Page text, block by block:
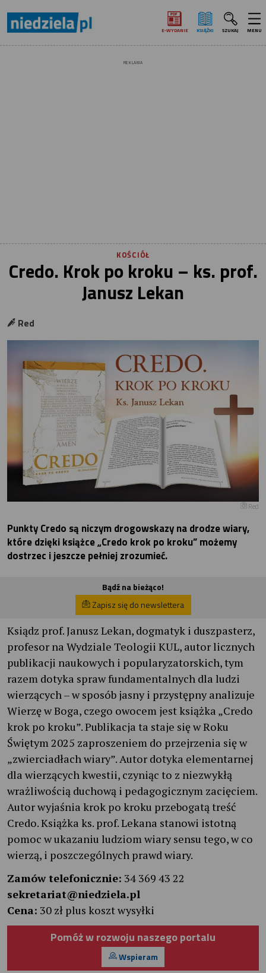
E‑WYDANIE KSIĄŻKI SZUKAJ MENU
REKLAMA
KOŚCIÓŁ
Credo. Krok po kroku – ks. prof.
Janusz Lekan
Red
Red
Punkty Credo są niczym drogowskazy na drodze wiary,
które dzięki książce „Credo krok po kroku” możemy
dostrzec i jeszcze pełniej zrozumieć.
Bądź na bieżąco!
Zapisz się do newslettera
Ksiądz prof. Janusz Lekan, dogmatyk i duszpasterz,
profesor na Wydziale Teologii KUL, autor licznych
publikacji naukowych i popularyzatorskich, tym
razem dotyka spraw fundamentalnych dla ludzi
wierzących – w sposób jasny i przystępny analizuje
Wierzę w Boga, czego owocem jest książka „Credo
krok po kroku”. Publikacja ta staje się w Roku
Świętym 2025 zaproszeniem do przejrzenia się w
„zwierciadłach wiary”. Autor dotyka elementarnej
dla wierzących kwestii, czyniąc to z niezwykłą
wrażliwością duchową i pedagogicznym zacięciem.
Autor wyjaśnia krok po kroku przebogatą treść
Credo. Książka ks. prof. Lekana stanowi istotną
pomoc w ukazaniu ludziom wiary sensu tego, w co
wierzą, i poszczególnych prawd wiary.
Zamów telefonicznie: 34 369 43 22
sekretariat@niedziela.pl
Cena: 30 zł plus koszt wysyłki
Pomóż w rozwoju naszego portalu
Wspieram